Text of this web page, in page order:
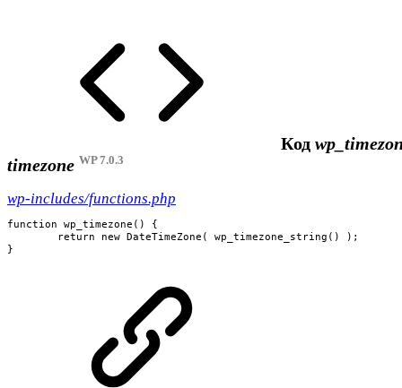
Код
timezone WP 7.0.3
wp-includes/functions.php
function wp_timezone() {
}